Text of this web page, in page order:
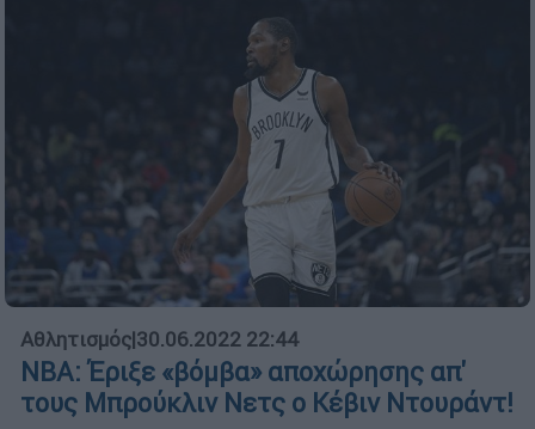
Αθλητισμός|30.06.2022 22:44
NBA: Έριξε «βόμβα» αποχώρησης απ'
τους Μπρούκλιν Νετς ο Κέβιν Ντουράντ!